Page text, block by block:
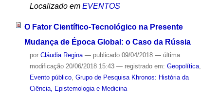
Localizado em EVENTOS
O Fator Científico-Tecnológico na Presente
Mudança de Época Global: o Caso da Rússia
por Cláudia Regina — publicado09/04/2018 — última
modificação20/06/2018 15:43 — registrado em: Geopolítica,
Evento público, Grupo de Pesquisa Khronos: História da
Ciência, Epistemologia e Medicina